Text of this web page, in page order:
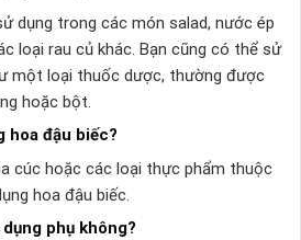
dụng trong các món salad, nước ép
loại rau củ khác. Bạn cũng có thể sử
một loại thuốc dược, thường được
hoặc bột.
hoa đậu biếc?
cúc hoặc các loại thực phẩm thuộc
hoa đậu biếc.
phụ không?